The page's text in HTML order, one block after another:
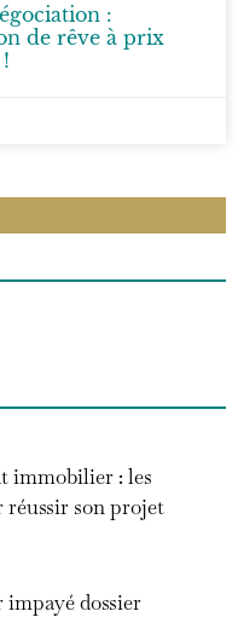
:
de rêve à prix
immobilier : les
réussir son projet
impayé dossier